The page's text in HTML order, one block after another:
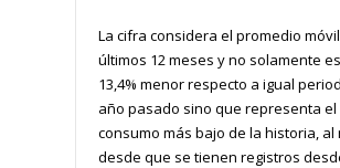
La cifra considera el promedio
últimos 12 meses y no solamente
13,4% menor respecto a igual
año pasado sino que representa el
consumo más bajo de la historia, al
desde que se tienen registros